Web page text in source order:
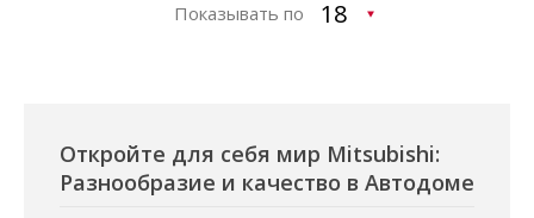
Показывать по
Откройте для себя мир Mitsubishi:
Разнообразие и качество в Автодоме